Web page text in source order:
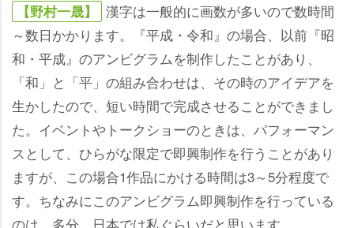
【野村一晟】
漢字は一般的に画数が多いので数時間
～数日かかります。『平成・令和』の場合、以前『昭
和・平成』のアンビグラムを制作したことがあり、
「和」と「平」の組み合わせは、その時のアイデアを
生かしたので、短い時間で完成させることができまし
た。イベントやトークショーのときは、パフォーマン
スとして、ひらがな限定で即興制作を行うことがあり
ますが、この場合1作品にかける時間は3～5分程度で
す。ちなみにこのアンビグラム即興制作を行っている
のは、多分、日本では私ぐらいだと思います。